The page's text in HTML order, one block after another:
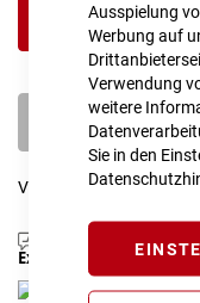
Ausspielung
Werbung auf
Verwendung
weitere
Sie in den
Vergleichsliste:
Extra Schutz? Jetzt